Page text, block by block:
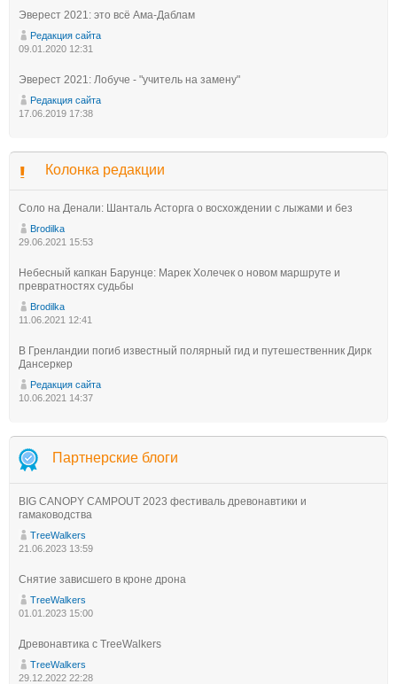
Эверест 2021: это всё Ама-Даблам
Редакция сайта
09.01.2020 12:31
Эверест 2021: Лобуче - "учитель на замену"
Редакция сайта
17.06.2019 17:38
Колонка редакции
Соло на Денали: Шанталь Асторга о восхождении с лыжами и без
Brodilka
29.06.2021 15:53
Небесный капкан Барунце: Марек Холечек о новом маршруте и
превратностях судьбы
Brodilka
11.06.2021 12:41
В Гренландии погиб известный полярный гид и путешественник Дирк
Дансеркер
Редакция сайта
10.06.2021 14:37
Партнерские блоги
BIG CANOPY CAMPOUT 2023 фестиваль древонавтики и
гамаководства
TreeWalkers
21.06.2023 13:59
Снятие зависшего в кроне дрона
TreeWalkers
01.01.2023 15:00
Древонавтика с TreeWalkers
TreeWalkers
29.12.2022 22:28